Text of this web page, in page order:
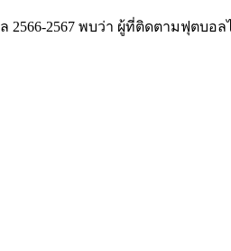
2567 พบว่า ผู้ที่ติดตามฟุตบอล